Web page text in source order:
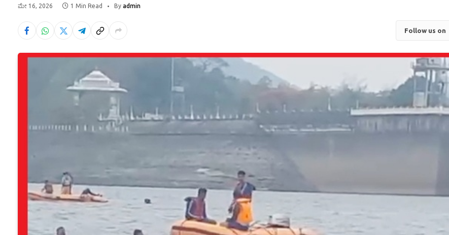
ಮೇ 16, 2026 1 Min Read By admin
Follow us on